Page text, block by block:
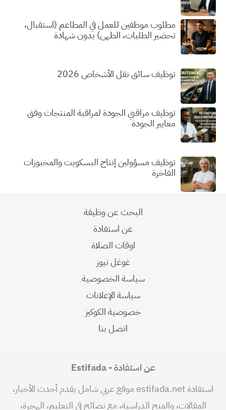
مطلوب موظفين للعمل في المطاعم (استقبال،
تحضير الطلبات، الطهي) بدون شهادة
توظيف سائق نقل الأشخاص 2026
توظيف مراقبي الجودة لمراقبة المنتجات وفق
معايير الجودة
توظيف مسؤولين إنتاج البسكويت والمخبوزات
الفاخرة
البحث عن وظيفة
عن استفادة
اوقات الصلاة
غوغل نيوز
سياسة الخصوصية
سياسة الإعلانات
خصوصية الكوكيز
اتصل بنا
عن استفادة - Estifada
استفادة estifada.net موقع عربي شامل يقدم أحدث الأخبار،
المقالات، والمنح الدراسية، مع نصائح في التعليم، الهجرة،